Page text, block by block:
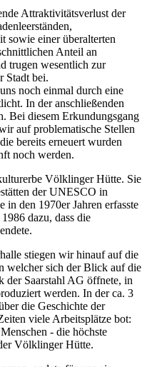
Attraktivitätsverlust der
sowie einer überalterten
Anteil an
trugen wesentlich zur
Stadt bei.
noch einmal durch eine
In der anschließenden
Bei diesem Erkundungsgang
auf problematische Stellen
bereits erneuert wurden
noch werden.
Völklinger Hütte. Sie
der UNESCO in
den 1970er Jahren erfasste
dazu, dass die
stiegen wir hinauf auf die
welcher sich der Blick auf die
der Saarstahl AG öffnete, in
werden. In der ca. 3
die Geschichte der
viele Arbeitsplätze bot:
- die höchste
Völklinger Hütte.